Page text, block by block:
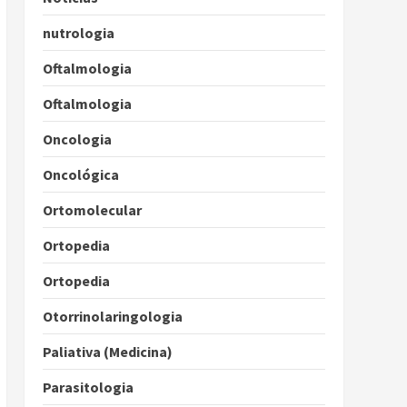
nutrologia
Oftalmologia
Oftalmologia
Oncologia
Oncológica
Ortomolecular
Ortopedia
Ortopedia
Otorrinolaringologia
Paliativa (Medicina)
Parasitologia